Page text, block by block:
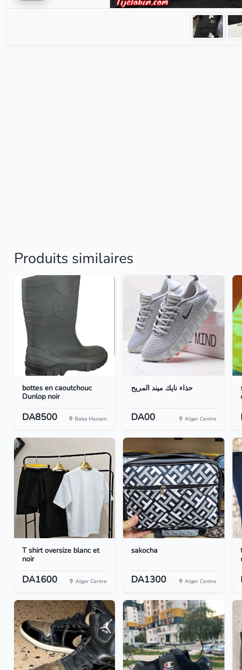
Produits similaires
bottes en caoutchouc
Dunlop noir
DA8500 Baba Hassen
حذاء نايك ميند المريح
DA00 Alger Centre
T shirt oversize blanc et
noir
DA1600 Alger Centre
sakocha
DA1300 Alger Centre